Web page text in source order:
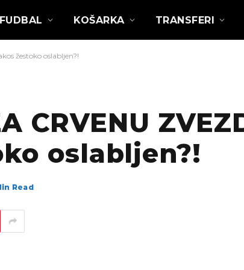
FUDBAL KOŠARKA TRANSFERI
žestoko oslabljen?!
CRVENU
oslabljen?!
Read